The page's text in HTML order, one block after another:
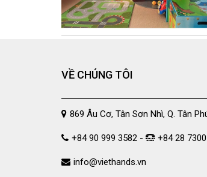
VỀ CHÚNG TÔI
869 Âu Cơ, Tân Sơn Nhì, Q. Tân
+84 90 999 3582 - +84 28
info@viethands.vn